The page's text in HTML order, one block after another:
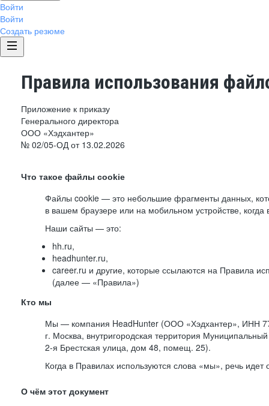
Войти
Войти
Создать резюме
Правила использования
Приложение к приказу
Генерального директора
ООО «Хэдхантер»
№ 02/05-ОД от 13.02.2026
Что такое файлы cookie
Файлы cookie — это небольшие фрагменты данных,
в вашем браузере или на мобильном устройстве,
Наши сайты — это:
hh.ru,
headhunter.ru,
career.ru и другие, которые ссылаются на Правила
(далее — «Правила»)
Кто мы
Мы — компания HeadHunter (ООО «Хэдхантер», ИНН
г. Москва, внутригородская территория Муниципальный
2-я Брестская улица, дом 48, помещ. 25).
Когда в Правилах используются слова «мы», речь
О чём этот документ